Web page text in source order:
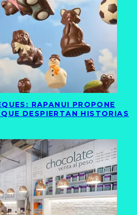
RAPANUI PROPONE
DESPIERTAN HISTORIAS